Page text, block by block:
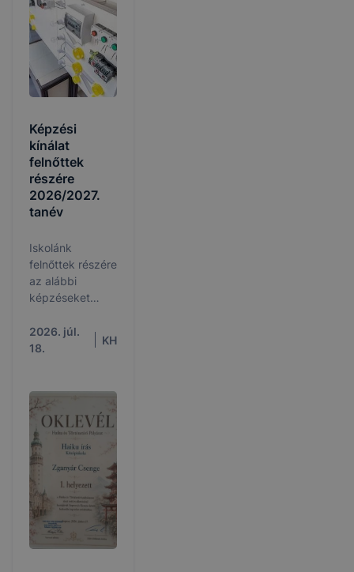
Képzési
kínálat
felnőttek
részére
2026/2027.
tanév
Iskolánk
felnőttek részére
az alábbi
képzéseket
2026/2027.
tanévre
2026. júl.
18.
KH